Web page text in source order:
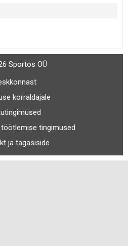
Sportos OÜ
korraldajale
tingimused
ja tagasiside